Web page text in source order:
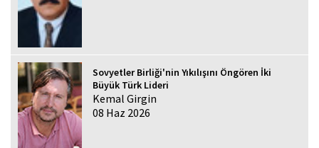
Sovyetler Birliği'nin Yıkılışını Öngören İki
Büyük Türk Lideri
Kemal Girgin
08 Haz 2026